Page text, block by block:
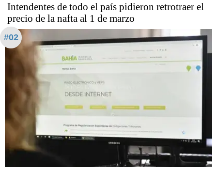
Intendentes de todo el país pidieron retrotraer el
precio de la nafta al 1 de marzo
#02